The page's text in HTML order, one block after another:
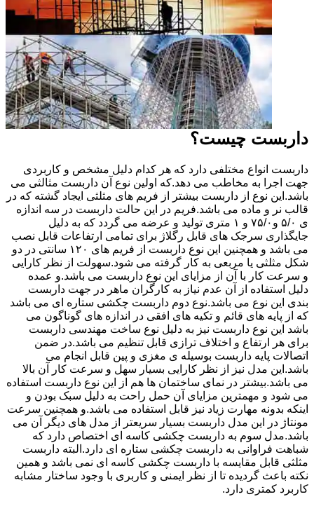
داربست چیست؟
داربست انواع مختلفی دارد که هر کدام دلیل مشخص و کاربردی
جهت اجرا به مخاطب می دهد.که اولین نوع آن داربست مثالثی می
باشد.این نوع از داربست بیشتر از فریم های مثلثی ایجاد گشته که در
قالب نر و ماده می باشد.فریم در این حالت داربست در سه اندازه
ی ۵/۰ و۷۵/۰ و ۱ متری تولید و عرضه می گردد که به دلیل
جایگذاری سرجک های قابل رگلاژ برای تمامی ارتفاعات قابل نصب
می باشد و همچنین این نوع داربست از فریم های ۱۲۰ سانتی در دو
شکل مثلثی یا مربعی به کار گرفته می شود.سهولت از نظر کارایی
و سرعت کار با آن از مزایای این نوع داربست می باشد.و عمده
دلیل استفاده از آن عدم نیاز به کارگران ماهر در جهت داربست
بندی این نوع می باشد.نوع دوم داربست چکشی ستاره ای می باشد
که از پایه های قائم و تکیه های افقی در اندازه های گوناگون می
باشد این نوع داربست نیز به دلیل نوع ساخت مهندسی داربست
برای هر ارتفاع و اختلاف ترازی قابل تنظیم می باشد.در ضمن
اتصالات پایه داربست بوسیله ی مغزی و پین قابل انجام می
باشد.این مدل نیز از نظر کارایی بسیار سهل و سرعت کار آن بالا
می باشد.بیشتر در نمای ساختمان ها هم از این نوع داربست استفاده
می شود و مهمترین مزایای آن حمل راحت به دلیل سبک بودن و
اینکه بدونه مهارت زیاد نیز قابل استفاده می باشد.و همچنین سرعت
مونتاژ در این مدل داربست بسیار سریعتر از مدل های دیگر آن می
باشد.مدل سوم به داربست چکشی کاسه ای اختصاص دارد که
شباهت فراوانی به داربست چکشی ستاره ای دارد.البته داربست
مثلثی قابل مقایسه با داربست چکشی کاسه ای نمی باشد و همین
نکته باعث گردیده تا از نظر ایمنی و کاربری با وجود ساختار مشابه
کاربرد کمتری دارد.